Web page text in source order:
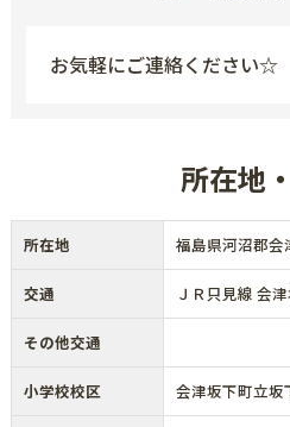
お気軽にご連絡ください☆
所在地
所在地 福島県河沼郡
交通 ＪＲ只見線 会
その他交通
小学校校区 会津坂下町立坂